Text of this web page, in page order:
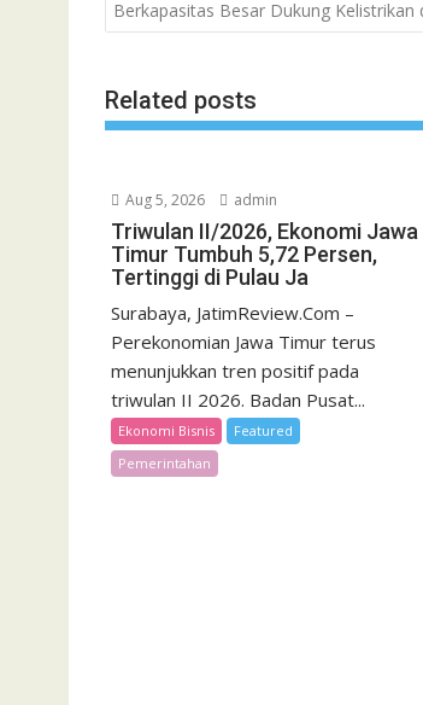
Berkapasitas Besar Dukung Kelistrikan
Related posts
Aug 5, 2026 admin
Triwulan II/2026, Ekonomi Jawa
Timur Tumbuh 5,72 Persen,
Tertinggi di Pulau Ja
Surabaya, JatimReview.Com –
Perekonomian Jawa Timur terus
menunjukkan tren positif pada
triwulan II 2026. Badan Pusat...
Ekonomi Bisnis
Featured
Pemerintahan